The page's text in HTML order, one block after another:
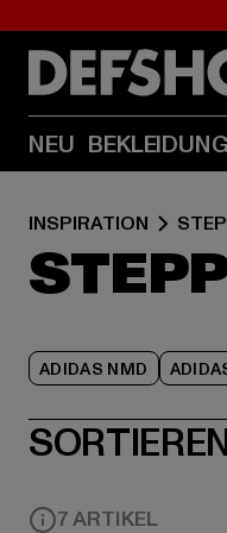
NEU BEKLEIDUNG
INSPIRATION
ADIDAS NMD
7 ARTIKEL